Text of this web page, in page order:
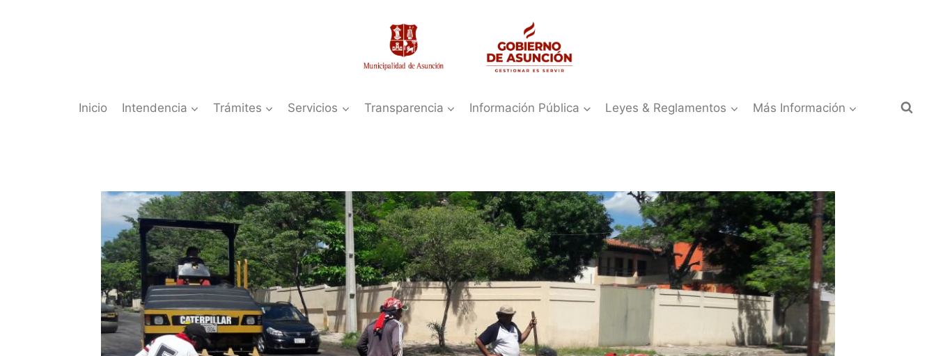
Inicio Intendencia Trámites Servicios Transparencia Información Pública Leyes & Reglamentos Más Información